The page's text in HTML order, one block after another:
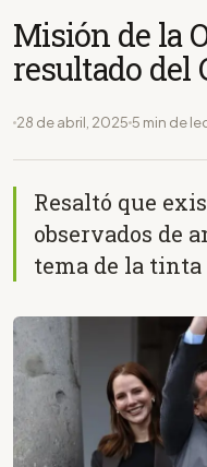
Misión de la
resultado del
28 de abril, 2025 5 min de
Resaltó que
observados de
tema de la tinta